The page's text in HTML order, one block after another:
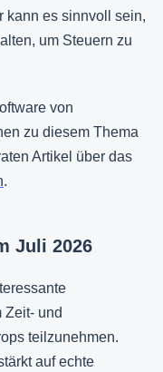
kann es sinnvoll sein,
um Steuern zu
von
zu diesem Thema
Artikel über das
.
Juli 2026
Zeit- und
teilzunehmen.
auf echte